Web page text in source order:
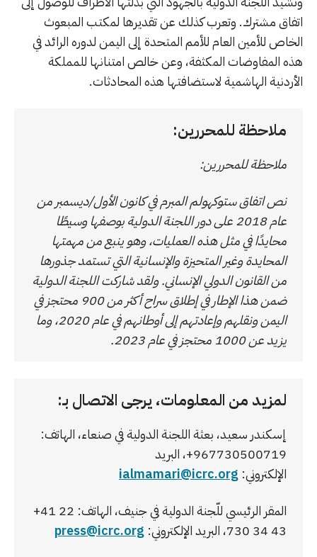
اتفاق مشترك. وتعرب كذلك عن تقديرها لمكتب المبعوث
الخاص للأمين العام للأمم المتحدة إلى اليمن لدوره الرائد في
هذه المفاوضات المكثفة، وعن خالص امتنانها للمملكة
الأردنية الهاشمية لاستضافتها هذه المحادثات.
ملاحظة للمحررين:
ملاحظة للمحررين:
نص اتفاق ستوكهولم المبرم في كانون الأول/ديسمبر من
عام 2018 على دور اللجنة الدولية بوصفها وسيطًا
محايدًا في مثل هذه العمليات، وهو ينبع من مهمتها
المحايدة وغير المتحيزة والإنسانية التي تستمد جذورها
من القانون الدولي الإنساني. ولقد شاركت اللجنة الدولية
ضمن هذا الإطار في إطلاق سراح أكثر من 900 محتجز في
اليمن ونقلهم وإعادتهم إلى أوطانهم في عام 2020، وما
يزيد عن 1000 محتجز في عام 2023.
لمزيد من المعلومات، يرجى الاتصال بـ:
إسكندر سعيد، بعثة اللجنة الدولية في صنعاء، الهاتف:
967730500719+، البريد
الإلكتروني: ialmamari@icrc.org
المقر الرئيسي للّجنة الدولية في جنيف، الهاتف: ‎+41 22
730 34 43، البريد الإلكتروني:
press@icrc.org